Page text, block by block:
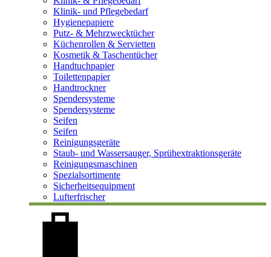
Klinik- und Pflegebedarf
Hygienepapiere
Putz- & Mehrzwecktücher
Küchenrollen & Servietten
Kosmetik & Taschentücher
Handtuchpapier
Toilettenpapier
Handtrockner
Spendersysteme
Spendersysteme
Seifen
Seifen
Reinigungsgeräte
Staub- und Wassersauger, Sprühextraktionsgeräte
Reinigungsmaschinen
Spezialsortimente
Sicherheitsequipment
Lufterfrischer